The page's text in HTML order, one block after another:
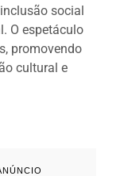
social
O espetáculo
promovendo
cultural e